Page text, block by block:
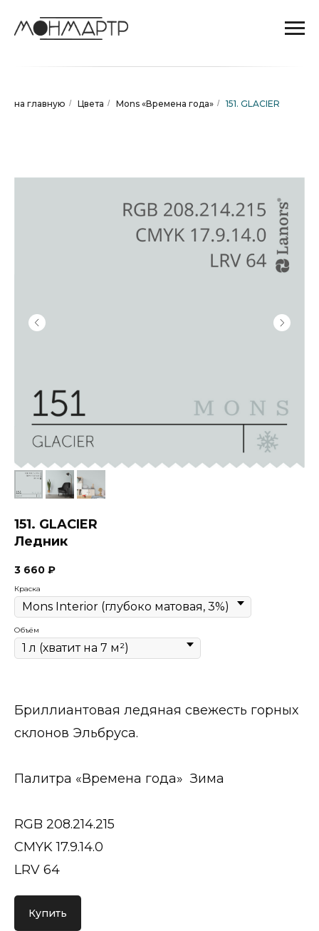
на главную / Цвета / Mons «Времена года» / 151. GLACIER
151. GLACIER
Ледник
3 660 ₽
Краска
Объём
Бриллиантовая ледяная свежесть горных
склонов Эльбруса.
Палитра «Времена года» Зима
RGB 208.214.215
CMYK 17.9.14.0
LRV 64
Купить